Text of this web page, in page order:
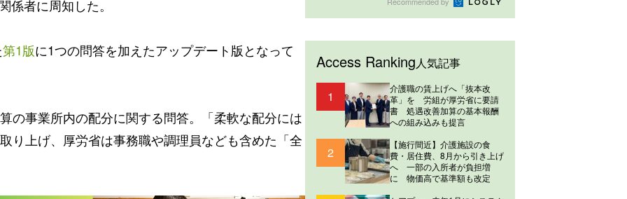
係者に周知した。
第1版に1つの問答を加えたアップデート版となって
の事業所内の配分に関する問答。「柔軟な配分には
り上げ、厚労省は事務職や調理員なども含めた「全
Access Ranking人気記事
1
介護職の賃上げへ「抜本改
革」を 労組が厚労省に要請
書 処遇改善加算の基本報酬
への組み込みも提言
2
【施行間近】介護施設の食
費・居住費、8月から引き上げ
へ 一部の入所者が負担増
に 物価高で基準額も改定